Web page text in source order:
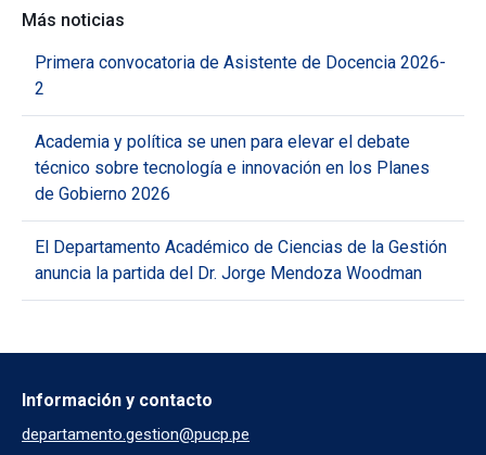
Más noticias
Primera convocatoria de Asistente de Docencia 2026-
2
Academia y política se unen para elevar el debate
técnico sobre tecnología e innovación en los Planes
de Gobierno 2026
El Departamento Académico de Ciencias de la Gestión
anuncia la partida del Dr. Jorge Mendoza Woodman
Información y contacto
departamento.gestion@pucp.pe